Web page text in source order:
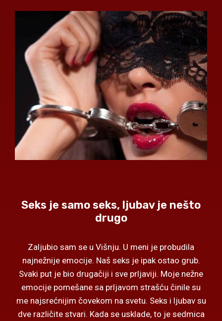
Seks je samo seks, ljubav je nešto
drugo
Zaljubio sam se u Višnju. U meni je probudila
najnežnije emocije. Naš seks je ipak ostao grub.
Svaki put je bio drugačiji i sve prljaviji. Moje nežne
emocije pomešane sa prljavom strašću činile su
me najsrećnijim čovekom na svetu. Seks i ljubav su
dve različite stvari. Kada se usklade, to je sedmica